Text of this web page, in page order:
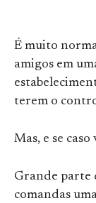
É muito
amigos em
terem o
Mas, e se
Grande parte
comandas